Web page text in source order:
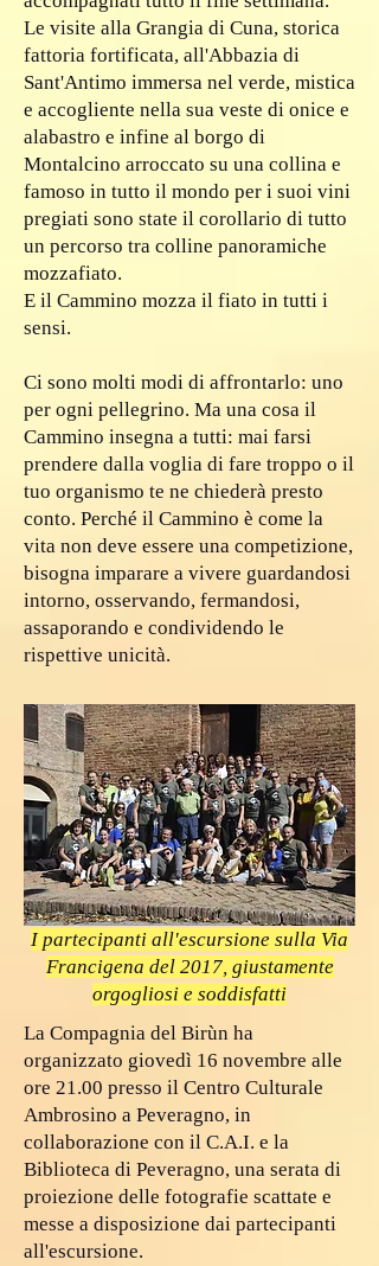
Le visite alla Grangia di Cuna, storica
fattoria fortificata, all'Abbazia di
Sant'Antimo immersa nel verde, mistica
e accogliente nella sua veste di onice e
alabastro e infine al borgo di
Montalcino arroccato su una collina e
famoso in tutto il mondo per i suoi vini
pregiati sono state il corollario di tutto
un percorso tra colline panoramiche
mozzafiato.
E il Cammino mozza il fiato in tutti i
sensi.
Ci sono molti modi di affrontarlo: uno
per ogni pellegrino. Ma una cosa il
Cammino insegna a tutti: mai farsi
prendere dalla voglia di fare troppo o il
tuo organismo te ne chiederà presto
conto. Perché il Cammino è come la
vita non deve essere una competizione,
bisogna imparare a vivere guardandosi
intorno, osservando, fermandosi,
assaporando e condividendo le
rispettive unicità.
I partecipanti all'escursione sulla Via
Francigena del 2017, giustamente
orgogliosi e soddisfatti
La Compagnia del Birùn ha
organizzato giovedì 16 novembre alle
ore 21.00 presso il Centro Culturale
Ambrosino a Peveragno, in
collaborazione con il C.A.I. e la
Biblioteca di Peveragno, una serata di
proiezione delle fotografie scattate e
messe a disposizione dai partecipanti
all'escursione.